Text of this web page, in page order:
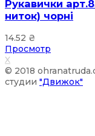
Рукавички
ниток) чорні
14.52 ₴
Просмотр
X
© 2018
студии "Движок"